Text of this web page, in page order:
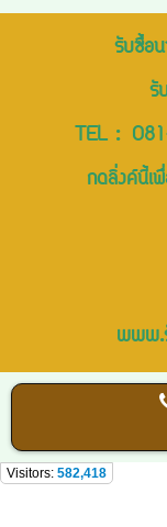
รับซื้อ
รั
TEL :
กดลิ่งค์นี้เ
www.
Visitors: 582,418